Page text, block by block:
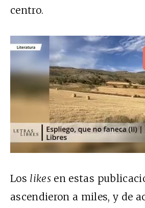
centro.
Los likes en estas
ascendieron a miles, y de